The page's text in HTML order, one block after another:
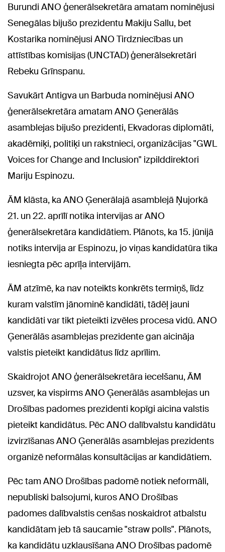
Burundi ANO ģenerālsekretāra amatam nominējusi
Senegālas bijušo prezidentu Makiju Sallu, bet
Kostarika nominējusi ANO Tirdzniecības un
attīstības komisijas (UNCTAD) ģenerālsekretāri
Rebeku Grīnspanu.
Savukārt Antigva un Barbuda nominējusi ANO
ģenerālsekretāra amatam ANO Ģenerālās
asamblejas bijušo prezidenti, Ekvadoras diplomāti,
akadēmiķi, politiķi un rakstnieci, organizācijas "GWL
Voices for Change and Inclusion" izpilddirektori
Mariju Espinozu.
ĀM klāsta, ka ANO Ģenerālajā asamblejā Ņujorkā
21. un 22. aprīlī notika intervijas ar ANO
ģenerālsekretāra kandidātiem. Plānots, ka 15. jūnijā
notiks intervija ar Espinozu, jo viņas kandidatūra tika
iesniegta pēc aprīļa intervijām.
ĀM atzīmē, ka nav noteikts konkrēts termiņš, līdz
kuram valstīm jānominē kandidāti, tādēļ jauni
kandidāti var tikt pieteikti izvēles procesa vidū. ANO
Ģenerālās asamblejas prezidente gan aicināja
valstis pieteikt kandidātus līdz aprīlim.
Skaidrojot ANO ģenerālsekretāra iecelšanu, ĀM
uzsver, ka vispirms ANO Ģenerālās asamblejas un
Drošības padomes prezidenti kopīgi aicina valstis
pieteikt kandidātus. Pēc ANO dalībvalstu kandidātu
izvirzīšanas ANO Ģenerālās asamblejas prezidents
organizē neformālas konsultācijas ar kandidātiem.
Pēc tam ANO Drošības padomē notiek neformāli,
nepubliski balsojumi, kuros ANO Drošības
padomes dalībvalstis cenšas noskaidrot atbalstu
kandidātam jeb tā saucamie "straw polls". Plānots,
ka kandidātu uzklausīšana ANO Drošības padomē